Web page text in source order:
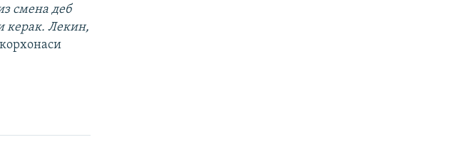
смена деб
керак. Лекин,